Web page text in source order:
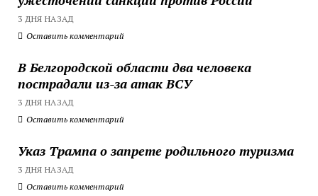
3 ДНЯ НАЗАД
Оставить комментарий
В Белгородской области два человека
пострадали из-за атак ВСУ
3 ДНЯ НАЗАД
Оставить комментарий
Указ Трампа о запрете родильного туризма
3 ДНЯ НАЗАД
Оставить комментарий